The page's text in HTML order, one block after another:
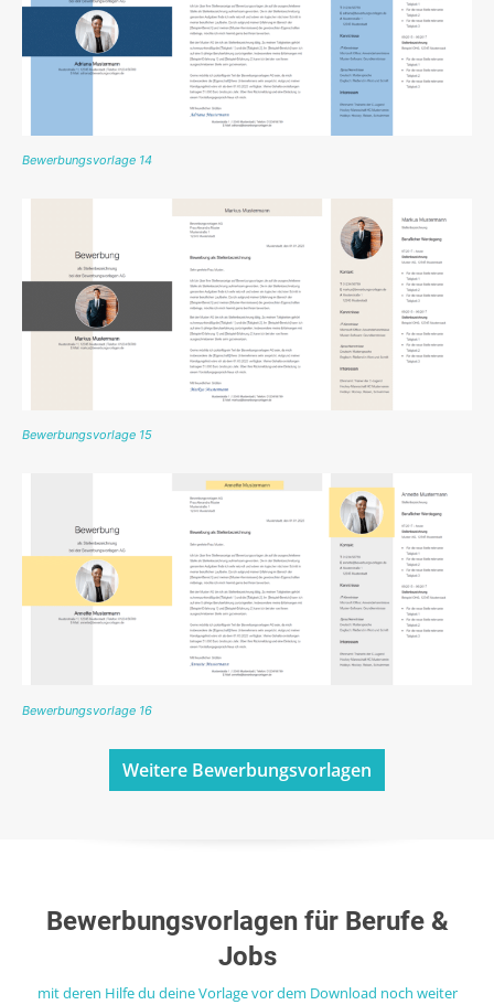
Bewerbungsvorlage 14
Bewerbungsvorlage 15
Bewerbungsvorlage 16
Weitere Bewerbungsvorlagen
Bewerbungsvorlagen für Berufe &
Jobs
mit deren Hilfe du deine Vorlage vor dem Download noch weiter